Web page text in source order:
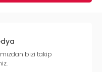
sağlar. Hassas
bizi takip